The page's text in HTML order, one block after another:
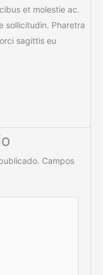
et molestie ac.
sollicitudin. Pharetra
sagittis eu
Campos